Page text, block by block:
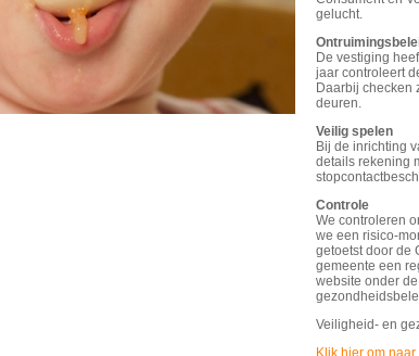
gelucht.
De vestiging
jaar controleert
Daarbij checken
deuren.
Veilig spelen
Bij de inrichting
details rekening
Controle
We controleren
we een risico-
getoetst door de
gemeente een
website onder
Veiligheid- en
Klik hier om